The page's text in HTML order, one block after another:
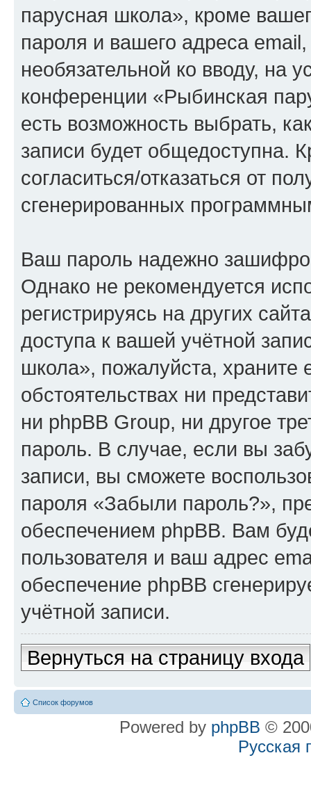
парусная школа», кроме
пароля и вашего адреса
необязательной ко вводу, на
конференции «Рыбинская
есть возможность выбрать,
записи будет общедоступна.
согласиться/отказаться от
сгенерированных
Ваш пароль надежно
Однако не рекомендуется
регистрируясь на других
доступа к вашей учётной
школа», пожалуйста, храните
обстоятельствах ни
ни phpBB Group, ни другое
пароль. В случае, если вы
записи, вы сможете
пароля «Забыли пароль?»,
обеспечением phpBB. Вам
пользователя и ваш адрес
обеспечение phpBB
учётной записи.
Вернуться на страницу входа
Список форумов
Powered by phpBB ©
Русская